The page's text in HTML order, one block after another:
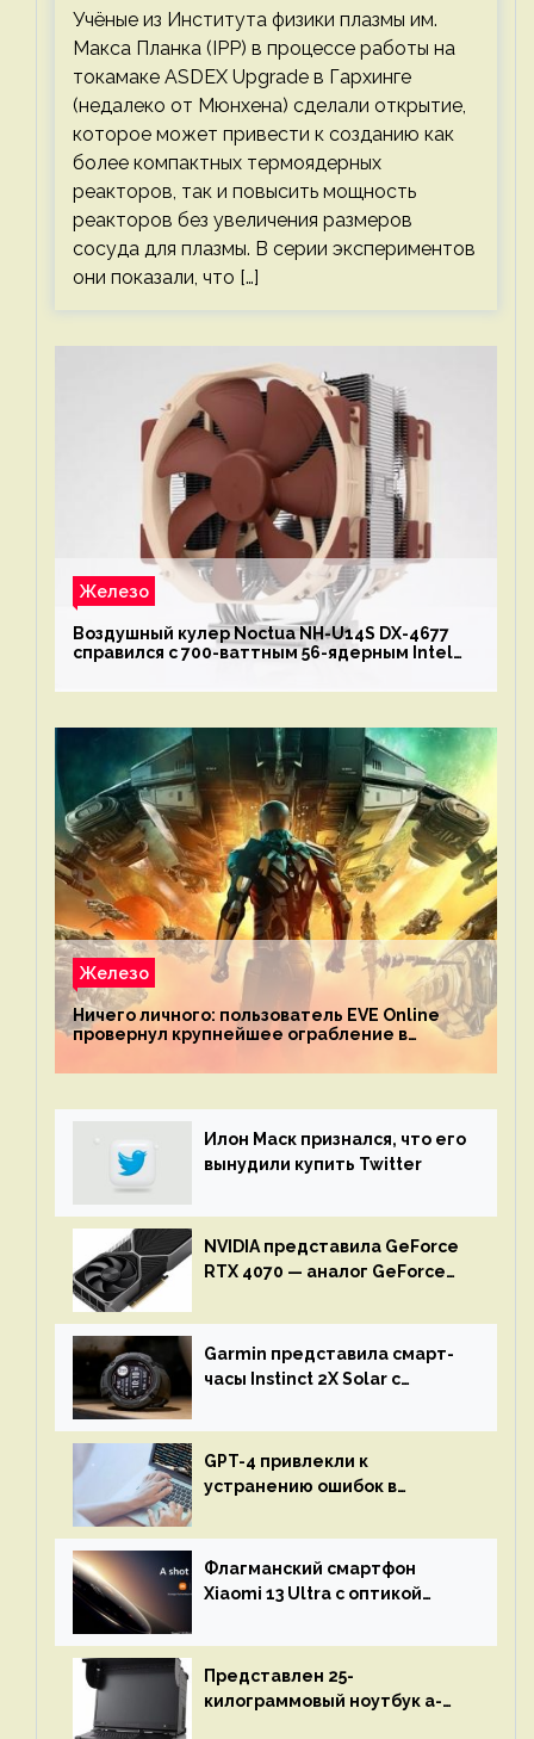
Учёные из Института физики плазмы им.
Макса Планка (IPP) в процессе работы на
токамаке ASDEX Upgrade в Гархинге
(недалеко от Мюнхена) сделали открытие,
которое может привести к созданию как
более компактных термоядерных
реакторов, так и повысить мощность
реакторов без увеличения размеров
сосуда для плазмы. В серии экспериментов
они показали, что […]
Железо
Воздушный кулер Noctua NH-U14S DX-4677
справился с 700-ваттным 56-ядерным Intel
Железо
Ничего личного: пользователь EVE Online
провернул крупнейшее ограбление в
механике
Илон Маск признался, что его
вынудили купить Twitter
NVIDIA представила GeForce
RTX 4070 — аналог GeForce
Garmin представила смарт-
часы Instinct 2X Solar с
GPT-4 привлекли к
устранению ошибок в
остановится до полного
восстановления кода и
объяснит, что пошло не так
Флагманский смартфон
Xiaomi 13 Ultra с оптикой
представят 18 апреля
Представлен 25-
килограммовый ноутбук a-